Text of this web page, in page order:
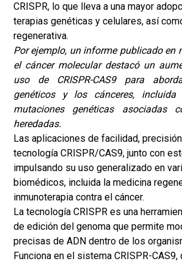
CRISPR, lo que lleva a una mayor
terapias genéticas y celulares, así
regenerativa.
Por ejemplo, un informe publicado en
el cáncer molecular destacó un
uso de CRISPR-CAS9 para
genéticos y los cánceres,
mutaciones genéticas asociadas
heredadas.
Las aplicaciones de facilidad,
tecnología CRISPR/CAS9, junto con
impulsando su uso generalizado en
biomédicos, incluida la medicina
inmunoterapia contra el cáncer.
La tecnología CRISPR es una
de edición del genoma que permite
precisas de ADN dentro de los
Funciona en el sistema CRISPR-CAS9,